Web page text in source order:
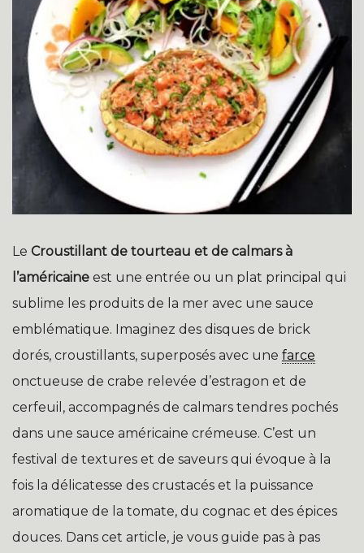
Le Croustillant de tourteau et de calmars à
l’américaine est une entrée ou un plat principal qui
sublime les produits de la mer avec une sauce
emblématique. Imaginez des disques de brick
dorés, croustillants, superposés avec une farce
onctueuse de crabe relevée d’estragon et de
cerfeuil, accompagnés de calmars tendres pochés
dans une sauce américaine crémeuse. C’est un
festival de textures et de saveurs qui évoque à la
fois la délicatesse des crustacés et la puissance
aromatique de la tomate, du cognac et des épices
douces. Dans cet article, je vous guide pas à pas